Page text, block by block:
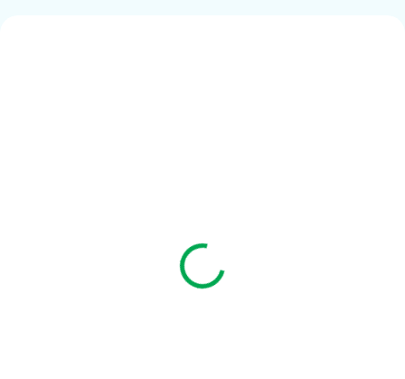
BROTHER multifunkce color LED